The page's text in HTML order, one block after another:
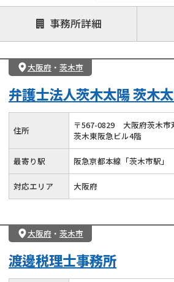
注力案件
遺言書作成・遺言執行
相続放棄
遺産分割
遺留分侵害額請求
相続手続き
成年後見・任意後見
贈与税
相続トラブル
事務所詳細
大阪府・ 茨木市
弁護士法人茨木太陽 茨木
住所 〒567-0829
大阪府茨木市
茨木東阪急ビル4階
最寄り駅 阪急京都本線「茨木市駅」
対応エリア 大阪府
大阪府・ 茨木市
渡邊税理士事務所